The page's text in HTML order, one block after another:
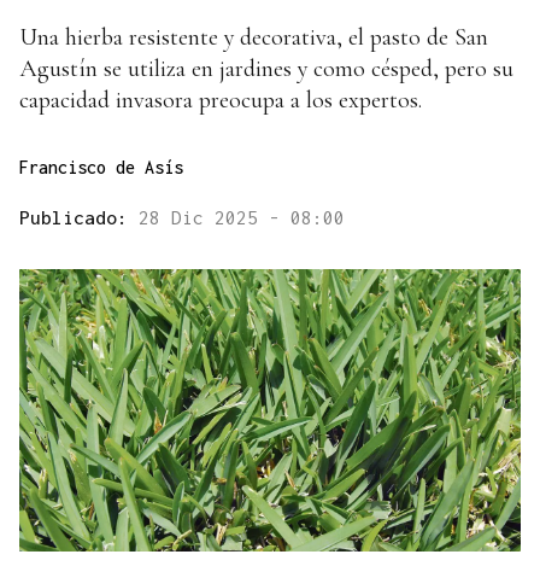
Una hierba resistente y decorativa, el pasto de San
Agustín se utiliza en jardines y como césped, pero su
capacidad invasora preocupa a los expertos.
Francisco de Asís
Publicado: 28 Dic 2025 - 08:00